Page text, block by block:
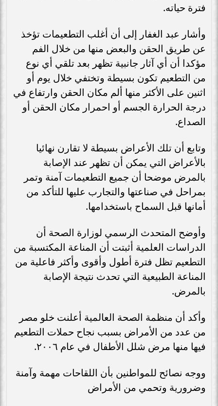
فترة حياته.
وأشار عبد الغفار إلى أن أغلب التطعيمات تؤخذ
عن طريق الحقن والبعض منها من خلال الفم
مؤكدا أن أي آثار جانبية تظهر بعد تلقي أي نوع
من التطعيم تكون بسيطة وتختفي خلال يوم أو
اثنين على الأكثر منها ألم مكان الحقن وارتفاع في
درجة الحرارة الجسم أو احمرار مكان الحقن أو
الصداع.
وتابع أن تلك الأعراض بسيطة لا تقارن نهائيا
بالأعراض التي يمكن أن تظهر عند الإصابة
بالمرض موضحا أن جميع التطعيمات آمنة وتمر
بمراحل في صناعتها والتجارب عليها للتأكد من
أمانها قبل السماح باستخدامها.
وأوضح المتحدث الرسمي لوزارة الصحة أن
الدراسات العلمية أثبتت أن المناعة المكتسبة من
التطعيم تظل فترة أطول وأقوى وأكثر فاعلية من
المناعة الطبيعية التي تحدث نتيجة الإصابة
بالمرض.
وأكد أن منظمة الصحة العالمية أعلنت خلو مصر
من عدد من الأمراض بسبب نجاح حملات التطعيم
فيها منها مرض شلل الأطفال في عام ٢٠٠٦.
ووجه نصائح للمواطنين بأن اللقاحات مهمة وآمنة
وضرورية وتحمي من الأمراض